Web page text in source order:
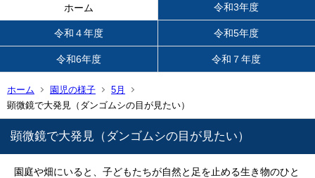
ホーム 令和3年度
令和４年度 令和5年度
令和6年度 令和７年度
ホーム 園児の様子
5月
顕微鏡で大発見（ダンゴムシの目が見たい）
顕微鏡で大発見（ダンゴムシの目が見たい）
園庭や畑にいると、子どもたちが自然と足を止める生き物のひと